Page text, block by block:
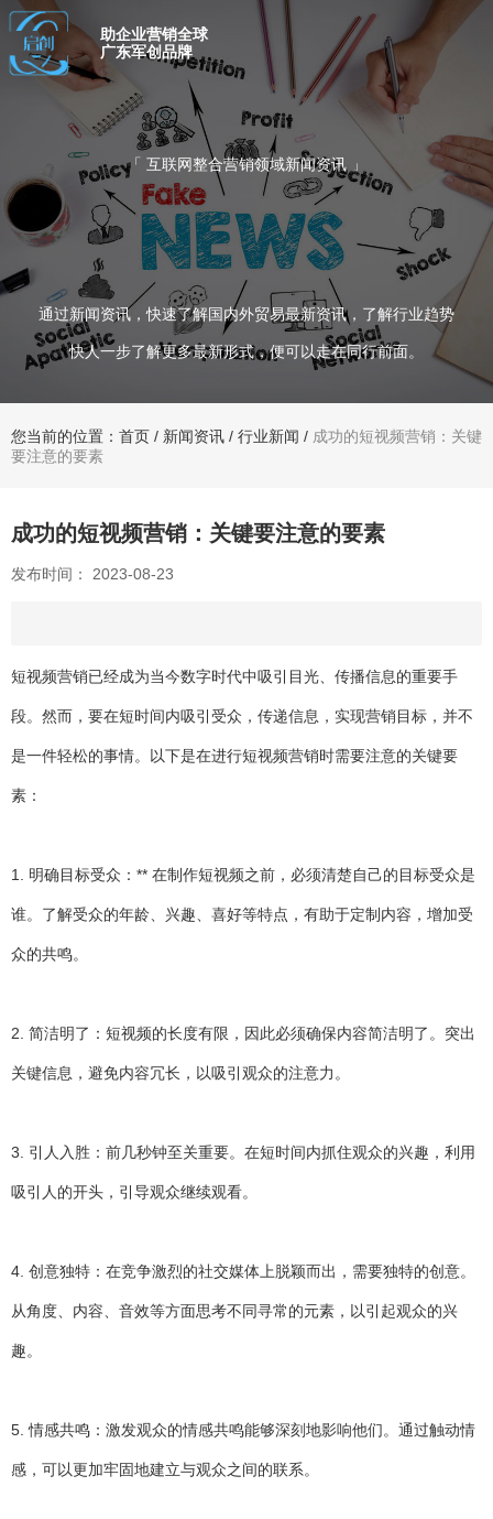
助企业营销全球
广东军创品牌
「 互联网整合营销领域新闻资讯 」
通过新闻资讯，快速了解国内外贸易最新资讯，了解行业趋势
快人一步了解更多最新形式，便可以走在同行前面。
您当前的位置：首页 / 新闻资讯 / 行业新闻 / 成功的短视频营销：关键
要注意的要素
成功的短视频营销：关键要注意的要素
发布时间： 2023-08-23
短视频营销已经成为当今数字时代中吸引目光、传播信息的重要手
段。然而，要在短时间内吸引受众，传递信息，实现营销目标，并不
是一件轻松的事情。以下是在进行短视频营销时需要注意的关键要
素：
1. 明确目标受众：** 在制作短视频之前，必须清楚自己的目标受众是
谁。了解受众的年龄、兴趣、喜好等特点，有助于定制内容，增加受
众的共鸣。
2. 简洁明了：短视频的长度有限，因此必须确保内容简洁明了。突出
关键信息，避免内容冗长，以吸引观众的注意力。
3. 引人入胜：前几秒钟至关重要。在短时间内抓住观众的兴趣，利用
吸引人的开头，引导观众继续观看。
4. 创意独特：在竞争激烈的社交媒体上脱颖而出，需要独特的创意。
从角度、内容、音效等方面思考不同寻常的元素，以引起观众的兴
趣。
5. 情感共鸣：激发观众的情感共鸣能够深刻地影响他们。通过触动情
感，可以更加牢固地建立与观众之间的联系。